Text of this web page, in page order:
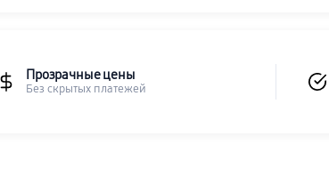
Прозрачные цены
Без скрытых платежей